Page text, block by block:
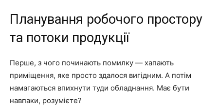
Планування робочого простору
та потоки продукції
Перше, з чого починають помилку — хапають
приміщення, яке просто здалося вигідним. А потім
намагаються впихнути туди обладнання. Має бути
навпаки, розумієте?